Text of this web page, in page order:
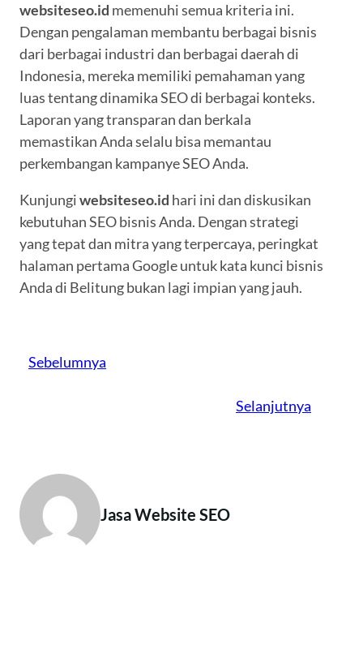
websiteseo.id memenuhi semua kriteria ini.
Dengan pengalaman membantu berbagai bisnis
dari berbagai industri dan berbagai daerah di
Indonesia, mereka memiliki pemahaman yang
luas tentang dinamika SEO di berbagai konteks.
Laporan yang transparan dan berkala
memastikan Anda selalu bisa memantau
perkembangan kampanye SEO Anda.
Kunjungiwebsiteseo.id hari ini dan diskusikan
kebutuhan SEO bisnis Anda. Dengan strategi
yang tepat dan mitra yang terpercaya, peringkat
halaman pertama Google untuk kata kunci bisnis
Anda di Belitung bukan lagi impian yang jauh.
Sebelumnya
Selanjutnya
Jasa Website SEO